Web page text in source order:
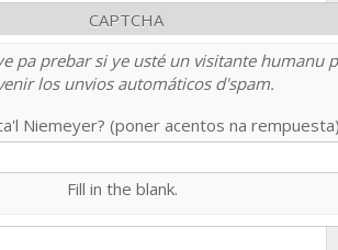
CAPTCHA
pa prebar si ye usté un visitante humanu
los unvios automáticos d'spam.
Niemeyer? (poner acentos na
Fill in the blank.